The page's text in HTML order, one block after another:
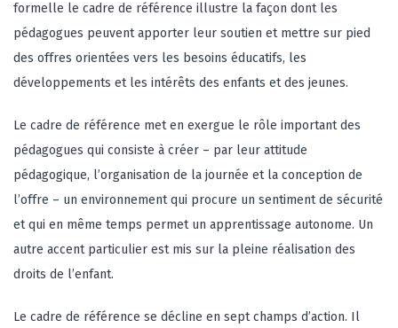
formelle le cadre de référence illustre la façon dont les
pédagogues peuvent apporter leur soutien et mettre sur pied
des offres orientées vers les besoins éducatifs, les
développements et les intérêts des enfants et des jeunes.
Le cadre de référence met en exergue le rôle important des
pédagogues qui consiste à créer – par leur attitude
pédagogique, l’organisation de la journée et la conception de
l’offre – un environnement qui procure un sentiment de sécurité
et qui en même temps permet un apprentissage autonome. Un
autre accent particulier est mis sur la pleine réalisation des
droits de l’enfant.
Le cadre de référence se décline en sept champs d’action. Il